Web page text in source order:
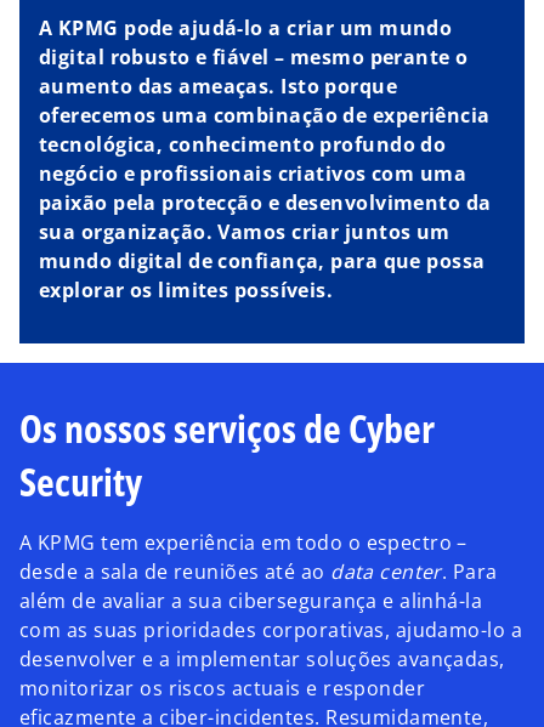
d
e
o
A KPMG pode ajudá-lo a criar um mundo
digital robusto e fiável – mesmo perante o
aumento das ameaças. Isto porque
oferecemos uma combinação de experiência
tecnológica, conhecimento profundo do
negócio e profissionais criativos com uma
paixão pela protecção e desenvolvimento da
sua organização. Vamos criar juntos um
mundo digital de confiança, para que possa
explorar os limites possíveis.
Os nossos serviços de Cyber
Security
A KPMG tem experiência em todo o espectro –
desde a sala de reuniões até ao data center. Para
além de avaliar a sua cibersegurança e alinhá-la
com as suas prioridades corporativas, ajudamo-lo a
desenvolver e a implementar soluções avançadas,
monitorizar os riscos actuais e responder
eficazmente a ciber-incidentes. Resumidamente,